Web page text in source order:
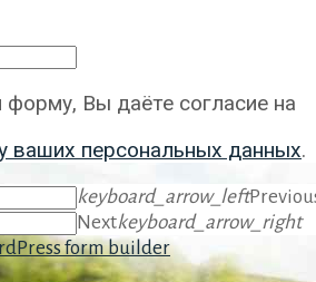
форму, Вы даёте согласие на
ваших персональных данных.
keyboard_arrow_left
Nextkeyboard_arrow_right
form builder